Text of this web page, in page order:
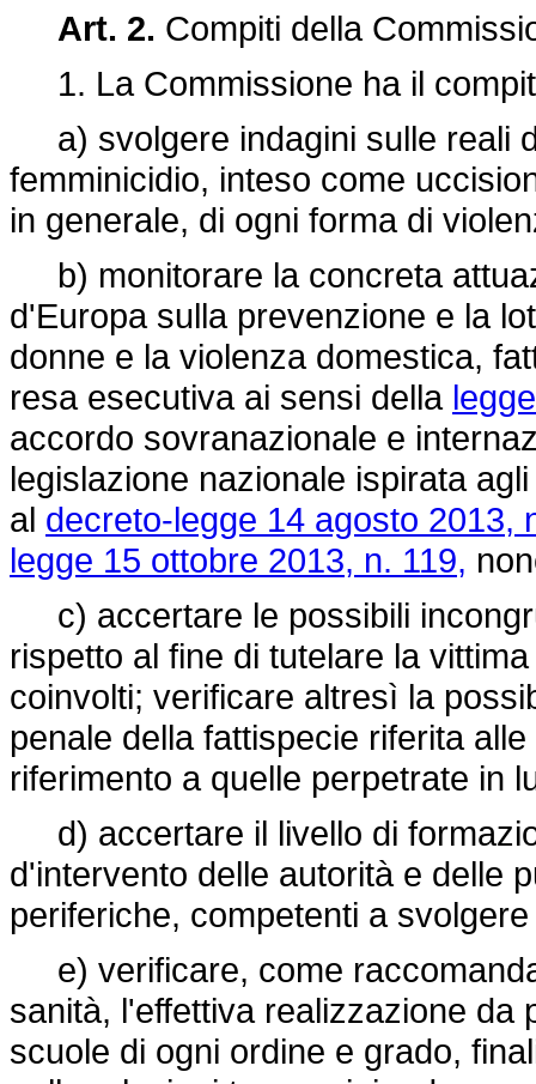
Art. 2. Compiti della
1. La Commissione ha il
a) svolgere indagini sulle reali
femminicidio, inteso come
in generale, di ogni forma di
b) monitorare la concreta
d'Europa sulla prevenzione e la
donne e la violenza domestica,
resa esecutiva ai sensi della
accordo sovranazionale e
legislazione nazionale ispirata
al decreto-legge 14 agosto 2013,
legge 15 ottobre 2013, n. 119,
c) accertare le possibili
rispetto al fine di tutelare la
coinvolti; verificare altresì la
penale della fattispecie riferita
riferimento a quelle perpetrate in
d) accertare il livello di
d'intervento delle autorità e delle
periferiche, competenti a
e) verificare, come
sanità, l'effettiva realizzazione da
scuole di ogni ordine e grado,